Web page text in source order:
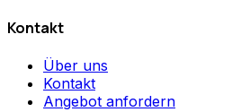
Kontakt
Über uns
Kontakt
Angebot anfordern